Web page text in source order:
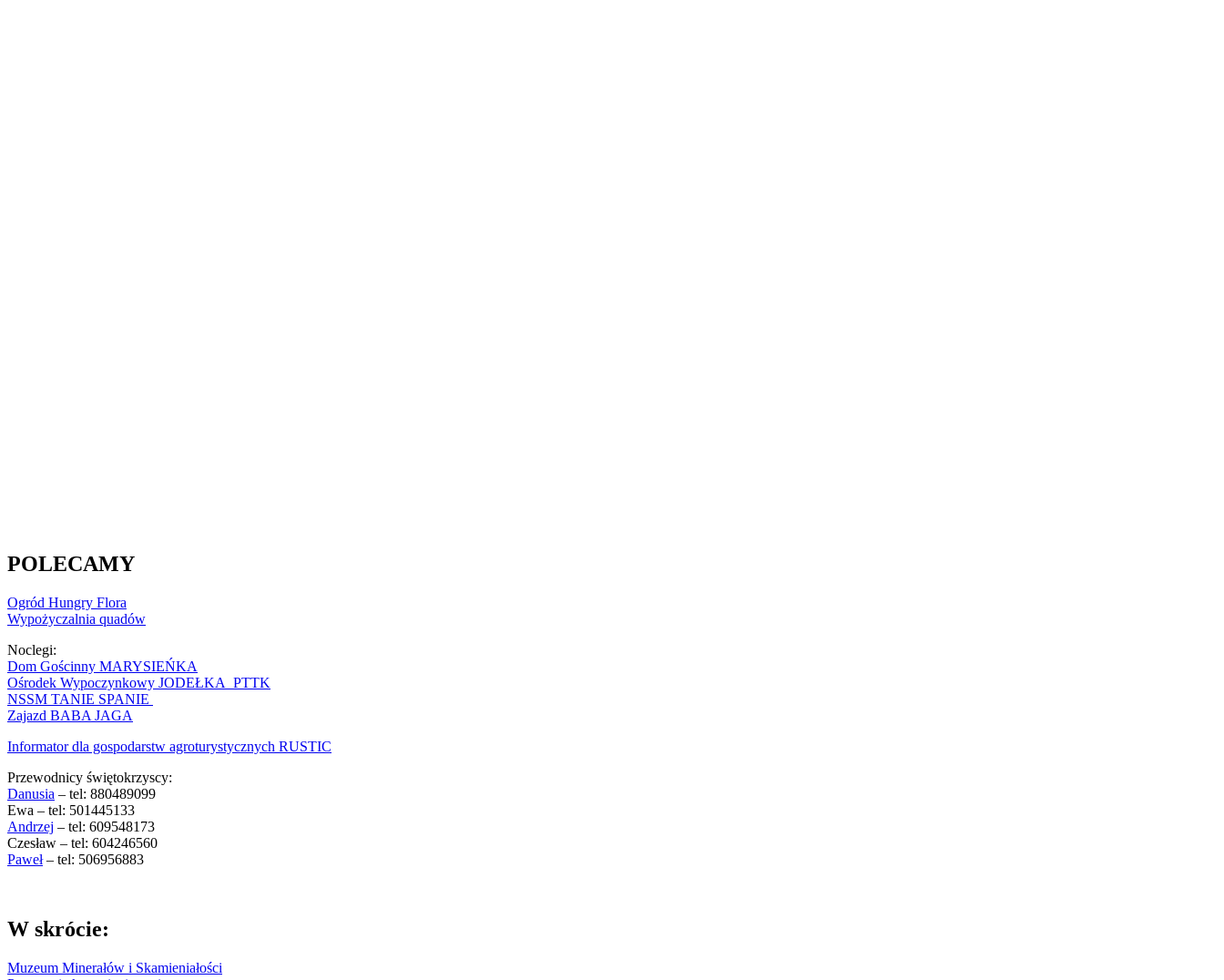
POLECAMY
Ogród Hungry Flora
Wypożyczalnia quadów
Noclegi:
Dom Gościnny MARYSIEŃKA
Ośrodek Wypoczynkowy JODEŁKA PTTK
NSSM TANIE SPANIE
Zajazd BABA JAGA
Informator dla gospodarstw agroturystycznych RUSTIC
Przewodnicy świętokrzyscy:
Danusia – tel: 880489099
Ewa – tel: 501445133
Andrzej – tel: 609548173
Czesław – tel: 604246560
Paweł– tel: 506956883
W skrócie:
Muzeum Minerałów i Skamieniałości